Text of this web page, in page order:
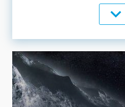
LINES OF RESEARCH